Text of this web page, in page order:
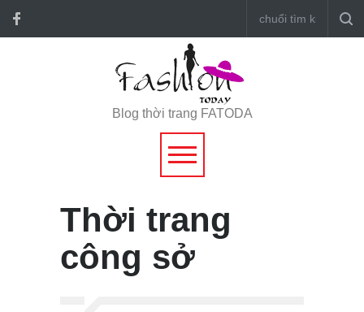
Blog thời trang FATODA
Thời trang
công sở